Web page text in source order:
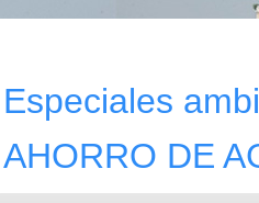
Especiales
AHORRO DE